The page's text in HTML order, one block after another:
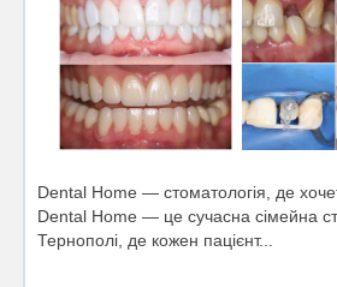
Dental Home — стоматологія, де
Dental Home — це сучасна сімейна
Тернополі, де кожен пацієнт...